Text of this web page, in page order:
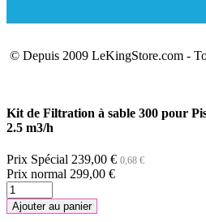
© Depuis 2009 LeKingStore.com -
Kit de Filtration à sable 300 pour
2.5 m3/h
Prix Spécial 239,00 € 0,68 €
Prix normal 299,00 €
Ajouter au panier